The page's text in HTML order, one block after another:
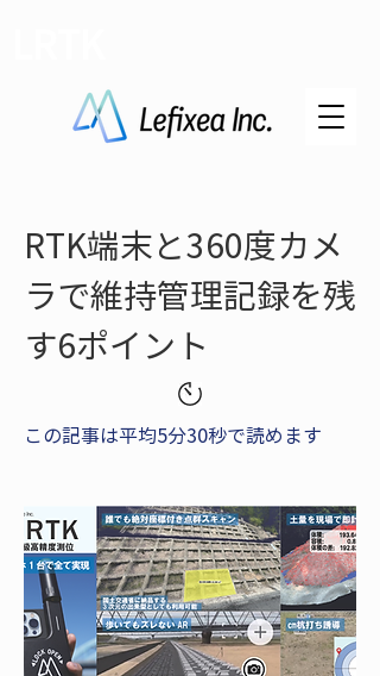
RTK端末と360度カメ
ラで維持管理記録を残
す6ポイント
この記事は平均5分30秒で読めます